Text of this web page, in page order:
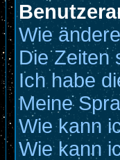
Wie
Die Zeiten
Ich habe
Meine
Wie kann
Wie kann